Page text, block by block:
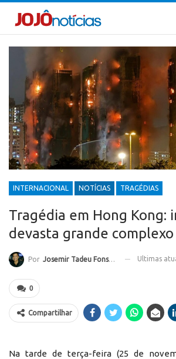
INTERNACIONAL NOTÍCIAS TRAGÉDIAS
Tragédia em Hong Kong:
devasta grande
Por Josemir Tadeu Fonseca Ultimas
0
Compartilhar
Na tarde de terça-feira (25 de